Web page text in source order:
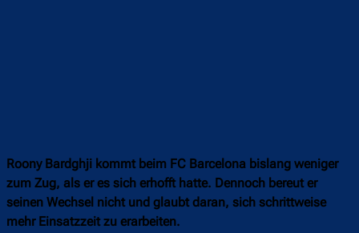
Roony Bardghji kommt beim FC Barcelona bislang weniger
zum Zug, als er es sich erhofft hatte. Dennoch bereut er
seinen Wechsel nicht und glaubt daran, sich schrittweise
mehr Einsatzzeit zu erarbeiten.